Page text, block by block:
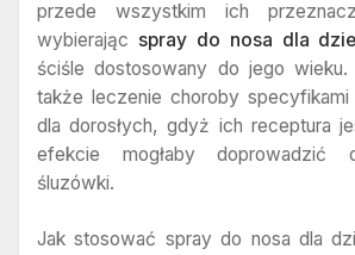
przede wszystkim ich
wybierając spray do nosa dla
ściśle dostosowany do jego
także leczenie choroby specyfikami
dla dorosłych, gdyż ich receptura
efekcie mogłaby doprowadzić
śluzówki.
Jak stosować spray do nosa dla